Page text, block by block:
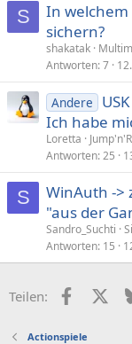
S
In welchem
sichern?
shakatak
Antworten 7
Andere
Ich habe
Loretta
Antworten 25
S
WinAuth ->
"aus der
Sandro_Suchti
Antworten 15
Teilen: Facebook
X
Actionspiele